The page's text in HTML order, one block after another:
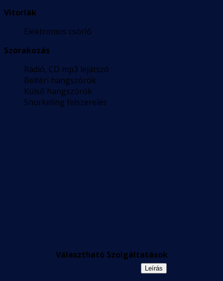
Vitorlák
Elektromos csörlő
Szórakozás
Rádió, CD mp3 lejátszó
Beltéri hangszórók
Külső hangszórók
Snorkeling felszerelés
Választható Szolgáltatások
Leírás